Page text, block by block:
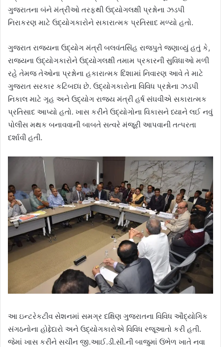
ગુજરાતના બંને મંત્રીઓ તરફથી ઉદ્યોગલક્ષી પ્રશ્નોના ઝડપી
નિરાકરણ માટે ઉદ્યોગકારોને સકારાત્મક પ્રતિસાદ મળ્યો હતો.
ગુજરાત રાજ્યના ઉદ્યોગ મંત્રી બલવંતસિંહ રાજપુતે જણાવ્યું હતું કે,
રાજ્યના ઉદ્યોગકારોને ઉદ્યોગલક્ષી તમામ પ્રકારની સુવિધાઓ મળી
રહે તેમજ તેઓના પ્રશ્નોના હકારાત્મક દિશામાં નિવારણ આવે તે માટે
ગુજરાત સરકાર કટિબધ્ધ છે. ઉદ્યોગકારોના વિવિધ પ્રશ્નોના ઝડપી
નિકાલ માટે ગૃહ અને ઉદ્યોગ રાજ્ય મંત્રી હર્ષ સંઘવીએ સકારાત્મક
પ્રતિસાદ આપ્યો હતો. ખાસ કરીને ઉદ્યોગોના વિકાસને ધ્યાને લઈ નવું
પોલીસ મથક બનાવવાની બાબતે સત્વરે મંજૂરી આપવાની તત્પરતા
દર્શાવી હતી.
આ ઇન્ટરેકટીવ સેશનમાં સમગ્ર દક્ષિણ ગુજરાતના વિવિધ ઔદ્યોગિક
સંગઠનોના હોદ્દેદારો અને ઉદ્યોગકારોએ વિવિધ રજૂઆતો કરી હતી.
જેમાં ખાસ કરીને સચીન જી.આઈ.ડી.સી.ની બાજુમાં ઉંભેળ ખાતે નવા